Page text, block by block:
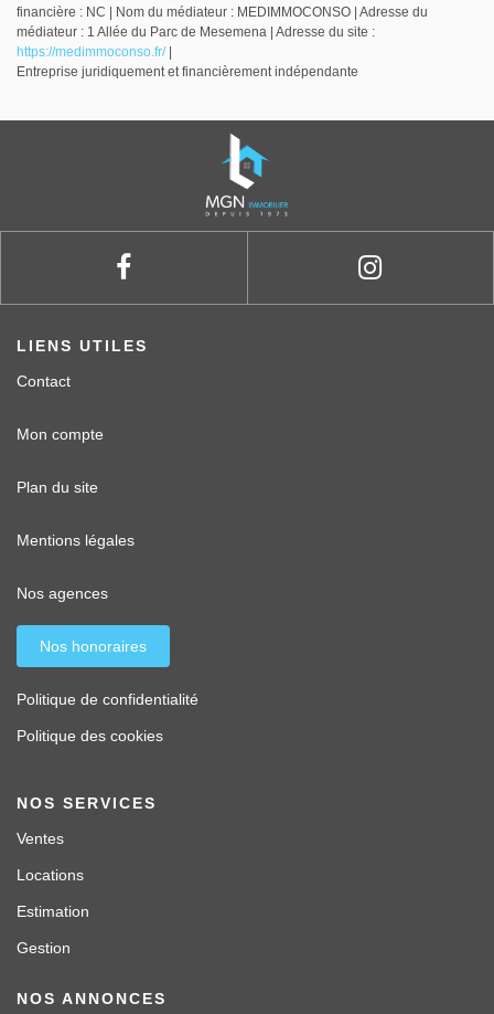
financière : NC | Nom du médiateur : MEDIMMOCONSO | Adresse du
médiateur : 1 Allée du Parc de Mesemena | Adresse du site :
https://medimmoconso.fr/|
Entreprise juridiquement et financièrement indépendante
LIENS UTILES
Contact
Mon compte
Plan du site
Mentions légales
Nos agences
Nos honoraires
Politique de confidentialité
Politique des cookies
NOS SERVICES
Ventes
Locations
Estimation
Gestion
NOS ANNONCES